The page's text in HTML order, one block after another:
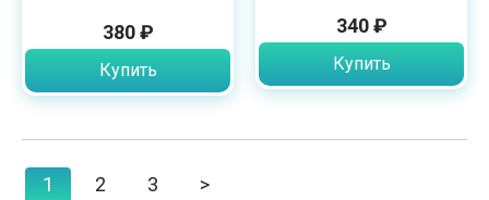
380 ₽
Купить
340 ₽
Купить
1 2 3 >